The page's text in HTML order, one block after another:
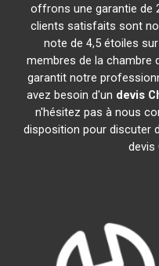
offrons une garantie de
clients satisfaits sont
note de 4,5 étoiles
membres de la chambre
garantit notre
avez besoin d'un devis
n'hésitez pas à nous
disposition pour discuter
devis